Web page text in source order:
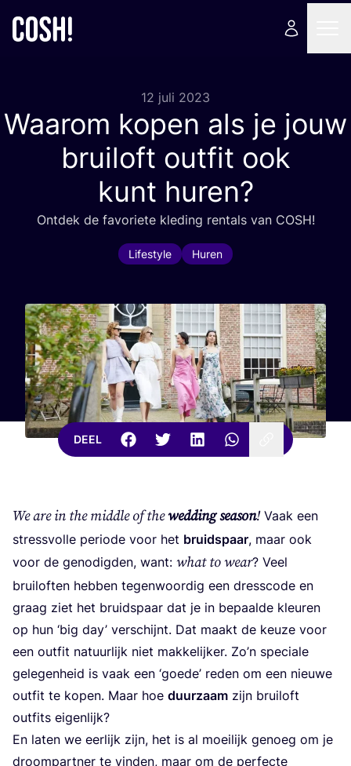
12 juli 2023
Waarom kopen als je jouw
bruiloft outfit ook
kunt huren?
Ont­dek de favo­rie­te kle­ding ren­tals van COSH!
Lifestyle Huren
DEEL
We are in the midd­le of thewed­ding sea­son!Vaak een
stress­vol­le peri­o­de voor het bruids­paar, maar ook
voor de geno­dig­den, want: what to wear? Veel
brui­lof­ten heb­ben tegen­woor­dig een dressco­de en
graag ziet het bruids­paar dat je in bepaal­de kleu­ren
op hun ‘big day’ ver­schijnt. Dat maakt de keu­ze voor
een out­fit natuur­lijk niet mak­ke­lij­ker. Zo’n spe­ci­a­le
gele­gen­heid is vaak een ‘goe­de’ reden om een nieu­we
out­fit te kopen. Maar hoe duur­zaam zijn brui­loft
out­fits eigenlijk?
En laten we eer­lijk zijn, het is al moei­lijk genoeg om je
droom­part­ner te vin­den, maar om de per­fec­te